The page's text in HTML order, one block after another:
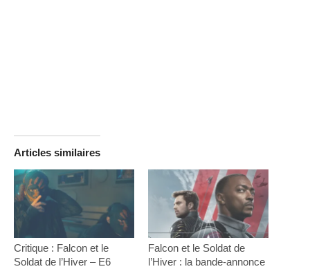
Articles similaires
Critique : Falcon et le
Soldat de l’Hiver – E6
Falcon et le Soldat de
l’Hiver : la bande-annonce